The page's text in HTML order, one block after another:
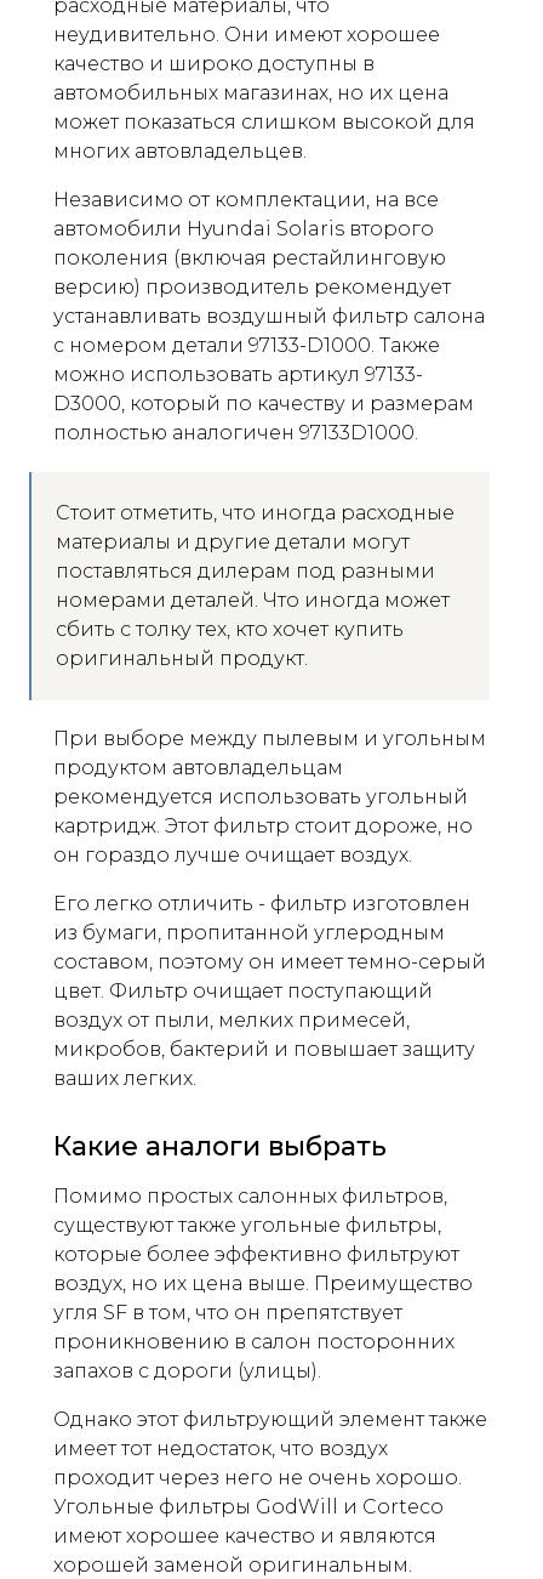
расходные материалы, что
неудивительно. Они имеют хорошее
качество и широко доступны в
автомобильных магазинах, но их цена
может показаться слишком высокой для
многих автовладельцев.
Независимо от комплектации, на все
автомобили Hyundai Solaris второго
поколения (включая рестайлинговую
версию) производитель рекомендует
устанавливать воздушный фильтр салона
с номером детали 97133-D1000. Также
можно использовать артикул 97133-
D3000, который по качеству и размерам
полностью аналогичен 97133D1000.
Стоит отметить, что иногда расходные
материалы и другие детали могут
поставляться дилерам под разными
номерами деталей. Что иногда может
сбить с толку тех, кто хочет купить
оригинальный продукт.
При выборе между пылевым и угольным
продуктом автовладельцам
рекомендуется использовать угольный
картридж. Этот фильтр стоит дороже, но
он гораздо лучше очищает воздух.
Его легко отличить - фильтр изготовлен
из бумаги, пропитанной углеродным
составом, поэтому он имеет темно-серый
цвет. Фильтр очищает поступающий
воздух от пыли, мелких примесей,
микробов, бактерий и повышает защиту
ваших легких.
Какие аналоги выбрать
Помимо простых салонных фильтров,
существуют также угольные фильтры,
которые более эффективно фильтруют
воздух, но их цена выше. Преимущество
угля SF в том, что он препятствует
проникновению в салон посторонних
запахов с дороги (улицы).
Однако этот фильтрующий элемент также
имеет тот недостаток, что воздух
проходит через него не очень хорошо.
Угольные фильтры GodWill и Corteco
имеют хорошее качество и являются
хорошей заменой оригинальным.